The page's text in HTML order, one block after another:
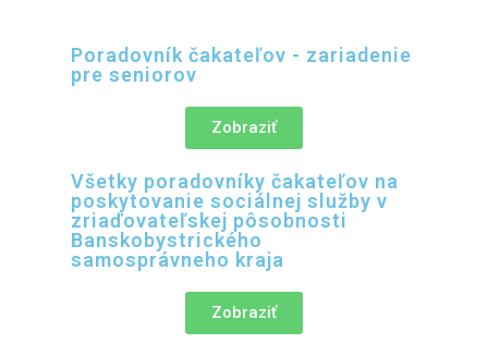
Poradovník čakateľov - zariadenie
pre seniorov
Zobraziť
Všetky poradovníky čakateľov na
poskytovanie sociálnej služby v
zriaďovateľskej pôsobnosti
Banskobystrického
samosprávneho kraja
Zobraziť